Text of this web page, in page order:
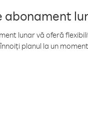
abonament
lunar vă oferă
planul la un